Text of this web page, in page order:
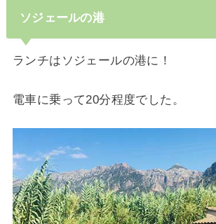
ソジェールの港
ランチはソジェールの港に！
電車に乗って20分程度でした。